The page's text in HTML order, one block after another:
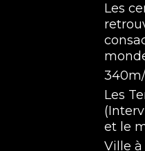
Les
Les
et le
Ville